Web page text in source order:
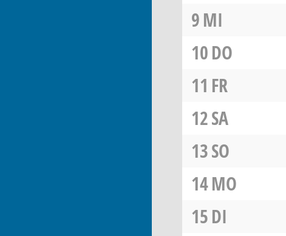
9MI
10DO
11 FR
12SA
13SO
14MO
15DI